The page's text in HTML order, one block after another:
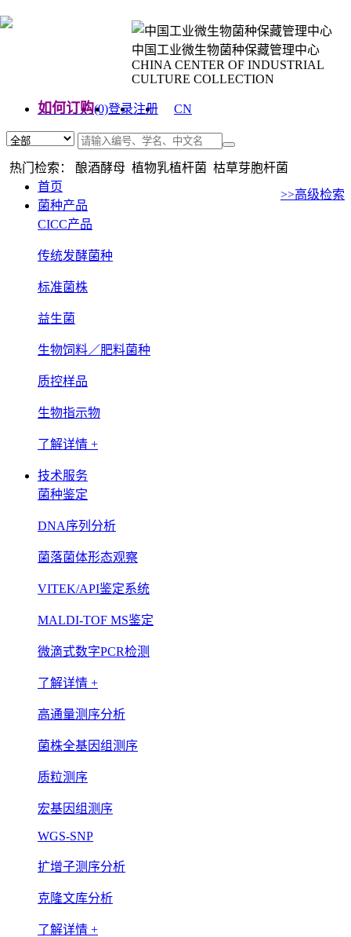
中国工业微生物菌种保藏管理中心
CHINA CENTER OF INDUSTRIAL
CULTURE COLLECTION
如何订购(0)登录注册
CN
热门检索： 酿酒酵母 植物乳植杆菌 枯草芽胞杆菌
>>高级检索
首页
菌种产品
CICC产品
传统发酵菌种
标准菌株
益生菌
生物饲料／肥料菌种
质控样品
生物指示物
了解详情 +
技术服务
菌种鉴定
DNA序列分析
菌落菌体形态观察
VITEK/API鉴定系统
MALDI-TOF MS鉴定
微滴式数字PCR检测
了解详情 +
高通量测序分析
菌株全基因组测序
质粒测序
宏基因组测序
WGS-SNP
扩增子测序分析
克隆文库分析
了解详情 +